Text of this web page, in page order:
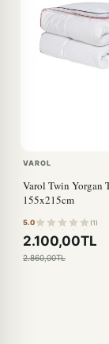
VAROL
Varol Twin Yorgan
155x215cm
5.0 (1)
2.100,00TL
2.860,00TL